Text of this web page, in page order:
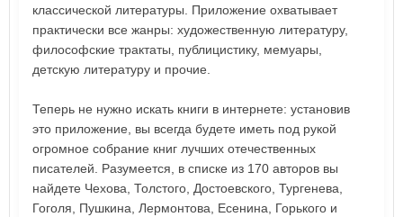
классической литературы. Приложение охватывает
практически все жанры: художественную литературу,
философские трактаты, публицистику, мемуары,
детскую литературу и прочие.
Теперь не нужно искать книги в интернете: установив
это приложение, вы всегда будете иметь под рукой
огромное собрание книг лучших отечественных
писателей. Разумеется, в списке из 170 авторов вы
найдете Чехова, Толстого, Достоевского, Тургенева,
Гоголя, Пушкина, Лермонтова, Есенина, Горького и